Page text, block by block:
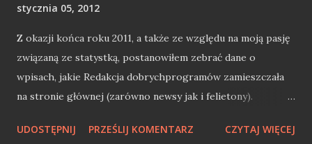
stycznia 05, 2012
Z okazji końca roku 2011, a także ze względu na moją pasję
związaną ze statystką, postanowiłem zebrać dane o
wpisach, jakie Redakcja dobrychprogramów zamieszczała
na stronie głównej (zarówno newsy jak i felietony).
informacje, z każdego wpisu wyciągnąłem wszystkie
UDOSTĘPNIJ PRZEŚLIJ KOMENTARZ CZYTAJ WIĘCEJ